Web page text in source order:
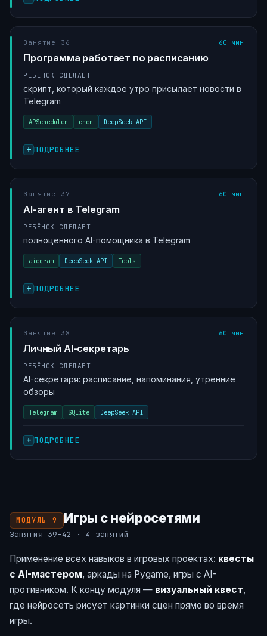
Занятие 36 60 мин
Программа работает по расписанию
РЕБЁНОК СДЕЛАЕТ
скрипт, который каждое утро присылает новости в
Telegram
APScheduler cron DeepSeek API
ПОДРОБНЕЕ
Занятие 37 60 мин
AI-агент в Telegram
РЕБЁНОК СДЕЛАЕТ
полноценного AI-помощника в Telegram
aiogram DeepSeek API Tools
ПОДРОБНЕЕ
Занятие 38 60 мин
Личный AI-секретарь
РЕБЁНОК СДЕЛАЕТ
AI-секретаря: расписание, напоминания, утренние
обзоры
Telegram SQLite DeepSeek API
ПОДРОБНЕЕ
МОДУЛЬ 9 Игры с нейросетями
Занятия 39–42 · 4 занятий
Применение всех навыков в игровых проектах: квесты
с AI-мастером, аркады на Pygame, игры с AI-
противником. К концу модуля — визуальный квест,
где нейросеть рисует картинки сцен прямо во время
игры.